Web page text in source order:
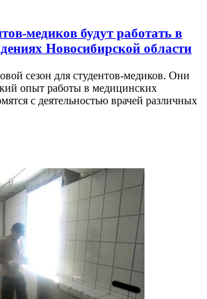
медиков будут работать в
Новосибирской области
сезон для студентов-медиков. Они
опыт работы в медицинских
с деятельностью врачей различных